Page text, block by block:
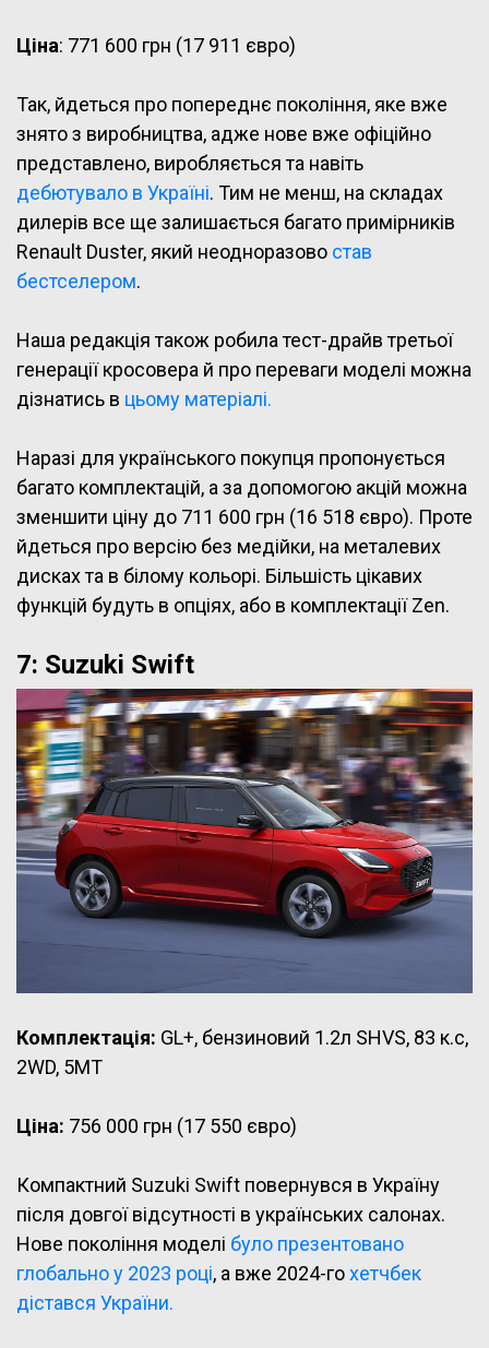
Ціна: 771 600 грн (17 911 євро)
Так, йдеться про попереднє покоління, яке вже
знято з виробництва, адже нове вже офіційно
представлено, виробляється та навіть
дебютувало в Україні. Тим не менш, на складах
дилерів все ще залишається багато примірників
Renault Duster, який неодноразово став
бестселером.
Наша редакція також робила тест-драйв третьої
генерації кросовера й про переваги моделі можна
дізнатись в цьому матеріалі.
Наразі для українського покупця пропонується
багато комплектацій, а за допомогою акцій можна
зменшити ціну до 711 600 грн (16 518 євро). Проте
йдеться про версію без медійки, на металевих
дисках та в білому кольорі. Більшість цікавих
функцій будуть в опціях, або в комплектації Zen.
7: Suzuki Swift
Комплектація: GL+, бензиновий 1.2л SHVS, 83 к.с,
2WD, 5MT
Ціна: 756 000 грн (17 550 євро)
Компактний Suzuki Swift повернувся в Україну
після довгої відсутності в українських салонах.
Нове покоління моделі було презентовано
глобально у 2023 році, а вже 2024-гохетчбек
дістався України.